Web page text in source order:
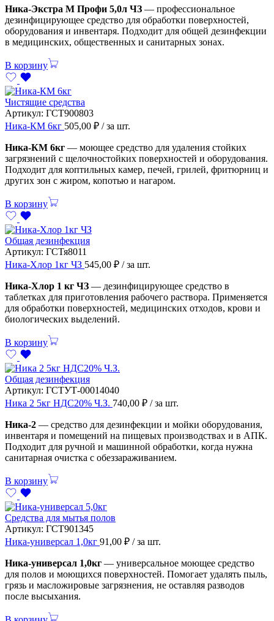
Ника-Экстра М Профи 5,0л ЧЗ — профессиональное
дезинфицирующее средство для обработки поверхностей,
оборудования и инвентаря. Подходит для общей дезинфекции
в медицинских, общественных и санитарных зонах.
В корзину
Чистящие средства
Артикул: ГСТ900803
Ника-КМ 6кг 505,00 ₽ / за шт.
Ника-КМ 6кг — моющее средство для удаления стойких
загрязнений с щелочностойких поверхностей и оборудования.
Подходит для коптильных камер, печей, грилей, фритюрниц и
других зон с жиром, копотью и нагаром.
В корзину
Общая дезинфекция
Артикул: ГСТя8011
Ника-Хлор 1кг ЧЗ 545,00 ₽ / за шт.
Ника-Хлор 1 кг ЧЗ — дезинфицирующее средство в
таблетках для приготовления рабочего раствора. Применяется
для обработки поверхностей, медицинских отходов, крови и
биологических выделений.
В корзину
Общая дезинфекция
Артикул: ГСТУТ-00014040
Ника 2 5кг НДС20% Ч.З. 740,00 ₽ / за шт.
Ника-2 — средство для дезинфекции и мойки оборудования,
инвентаря и помещений на пищевых производствах и в АПК.
Подходит для ручной и машинной обработки, когда нужна
санитарная очистка с обеззараживанием.
В корзину
Средства для мытья полов
Артикул: ГСТ901345
Ника-универсал 1,0кг 91,00 ₽ / за шт.
Ника-универсал 1,0кг — универсальное моющее средство
для полов и моющихся поверхностей. Помогает удалять пыль,
грязь и масложировые загрязнения, не оставляя разводов
после высыхания.